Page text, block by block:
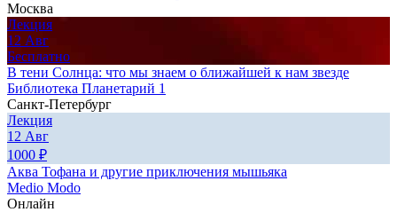
Москва
Лекция
12 Авг
Бесплатно
В тени Солнца: что мы знаем о ближайшей к нам звезде
Библиотека Планетарий 1
Санкт-Петербург
Лекция
12 Авг
1000 ₽
Аква Тофана и другие приключения мышьяка
Medio Modo
Онлайн